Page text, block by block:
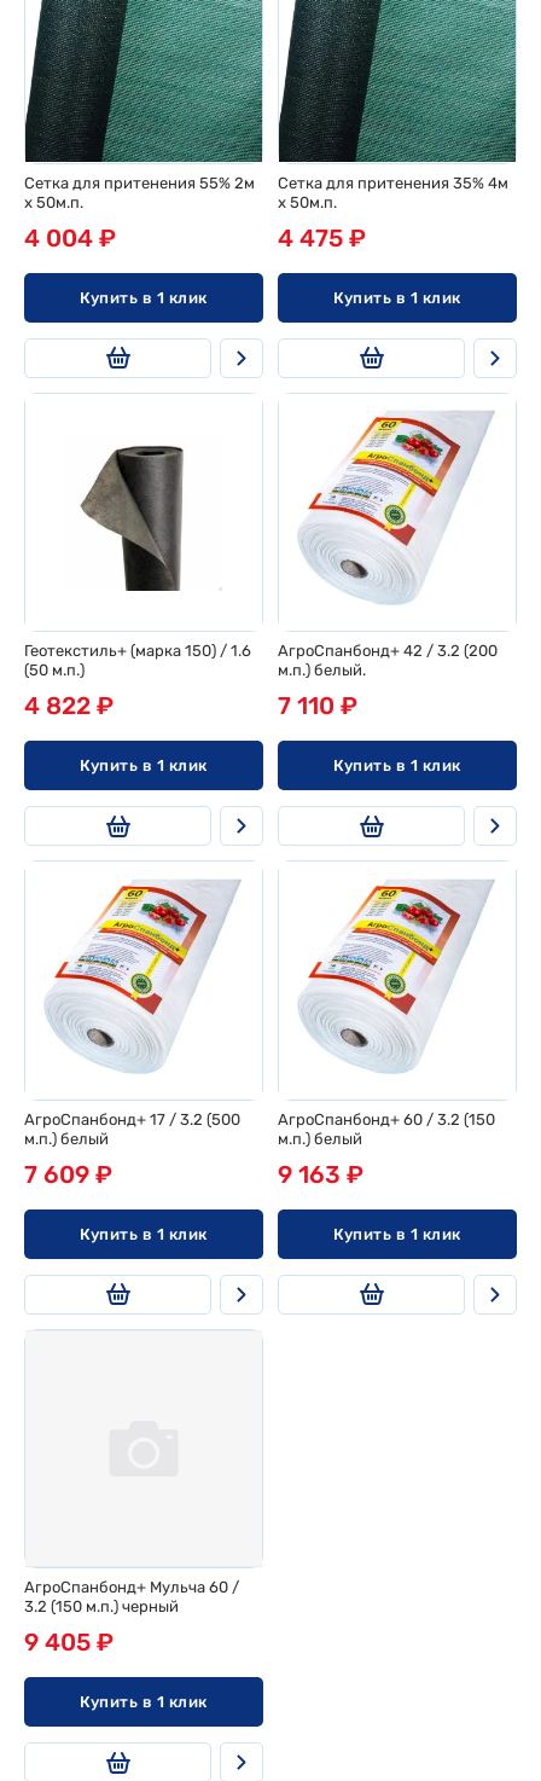
Сетка для притенения 55% 2м
х 50м.п.
4 004 ₽
Купить в 1 клик
Сетка для притенения 35% 4м
х 50м.п.
4 475 ₽
Купить в 1 клик
Геотекстиль+ (марка 150) / 1.6
(50 м.п.)
4 822 ₽
Купить в 1 клик
АгроСпанбонд+ 42 / 3.2 (200
м.п.) белый.
7 110 ₽
Купить в 1 клик
АгроСпанбонд+ 17 / 3.2 (500
м.п.) белый
7 609 ₽
Купить в 1 клик
АгроСпанбонд+ 60 / 3.2 (150
м.п.) белый
9 163 ₽
Купить в 1 клик
АгроСпанбонд+ Мульча 60 /
3.2 (150 м.п.) черный
9 405 ₽
Купить в 1 клик